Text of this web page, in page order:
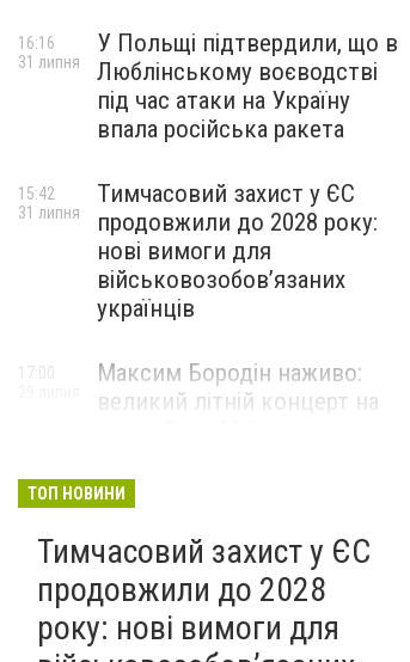
У Польщі підтвердили, що в
Люблінському воєводстві
під час атаки на Україну
впала російська ракета
16:16
31 липня
Тимчасовий захист у ЄС
продовжили до 2028 року:
нові вимоги для
військовозобов’язаних
українців
15:42
31 липня
Максим Бородін наживо:
великий літній концерт на
17:00
ТОП НОВИНИ
Тимчасовий захист у ЄС
продовжили до 2028
року: нові вимоги для